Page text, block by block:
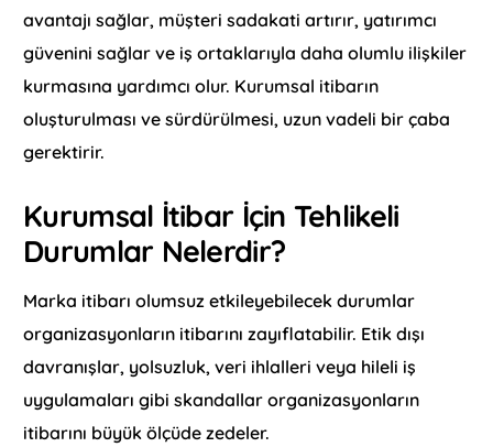
avantajı sağlar, müşteri sadakati artırır, yatırımcı
güvenini sağlar ve iş ortaklarıyla daha olumlu ilişkiler
kurmasına yardımcı olur. Kurumsal itibarın
oluşturulması ve sürdürülmesi, uzun vadeli bir çaba
gerektirir.
Kurumsal İtibar İçin Tehlikeli
Durumlar Nelerdir?
Marka itibarı olumsuz etkileyebilecek durumlar
organizasyonların itibarını zayıflatabilir. Etik dışı
davranışlar, yolsuzluk, veri ihlalleri veya hileli iş
uygulamaları gibi skandallar organizasyonların
itibarını büyük ölçüde zedeler.